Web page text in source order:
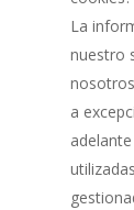
La
nuestro
a